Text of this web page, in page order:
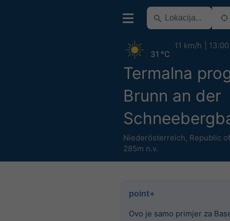
Termalna
Brunn an der
Niederösterreich, Republic
285m n.v.
31 °C
11 km/h 13:00
point+
Ovo je samo primjer za